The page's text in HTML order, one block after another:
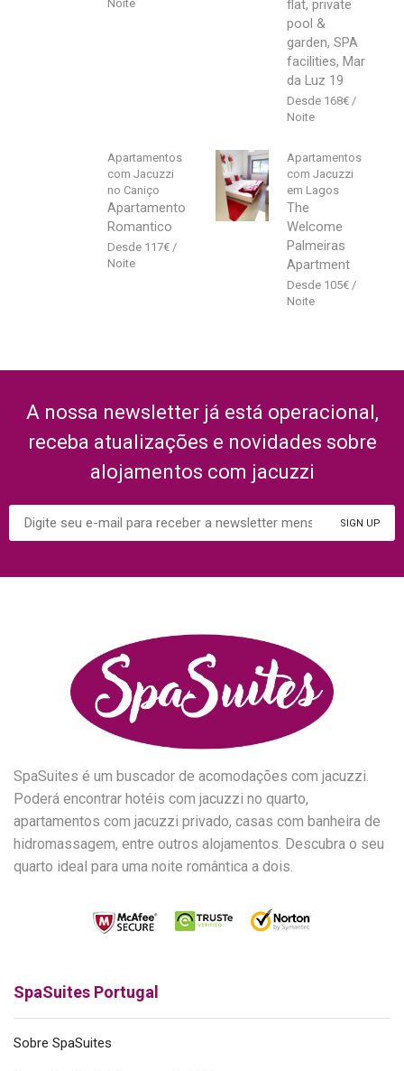
flat, private
pool &
garden, SPA
facilities, Mar
da Luz 19
168€
Apartamentos
com Jacuzzi
no Caniço
Apartamento
Romantico
117€
Apartamentos
com Jacuzzi
em Lagos
The
Welcome
Palmeiras
Apartment
105€
A nossa newsletter já está operacional,
receba atualizações e novidades sobre
alojamentos com jacuzzi
SpaSuites é um buscador de acomodações com jacuzzi.
Poderá encontrar hotéis com jacuzzi no quarto,
apartamentos com jacuzzi privado, casas com banheira de
hidromassagem, entre outros alojamentos. Descubra o seu
quarto ideal para uma noite romântica a dois.
SpaSuites Portugal
Sobre SpaSuites